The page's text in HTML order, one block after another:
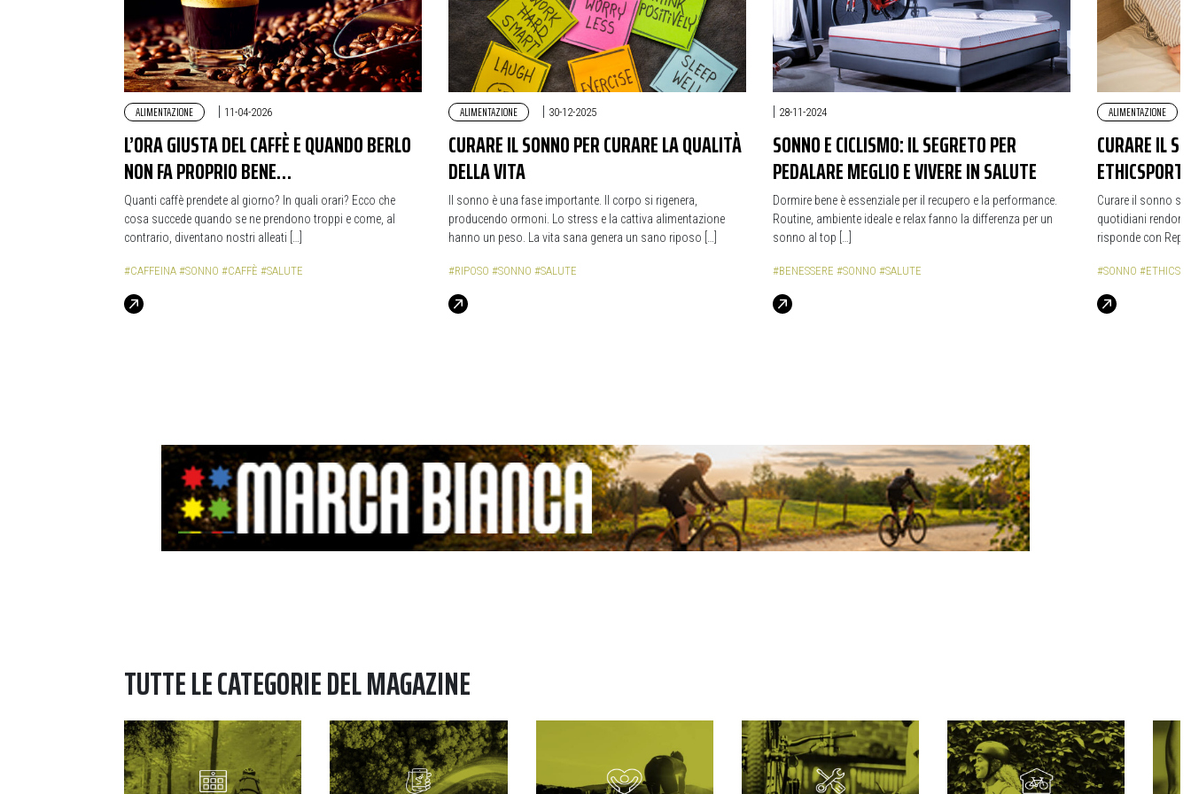
ALIMENTAZIONE | 11-04-2026
L’ORA GIUSTA DEL CAFFÈ E QUANDO BERLO
NON FA PROPRIO BENE…
Quanti caffè prendete al giorno? In quali orari? Ecco che
cosa succede quando se ne prendono troppi e come, al
contrario, diventano nostri alleati […]
#CAFFEINA #SONNO #CAFFÈ #SALUTE
ALIMENTAZIONE | 30-12-2025
CURARE IL SONNO PER CURARE LA QUALITÀ
DELLA VITA
Il sonno è una fase importante. Il corpo si rigenera,
producendo ormoni. Lo stress e la cattiva alimentazione
hanno un peso. La vita sana genera un sano riposo […]
#RIPOSO #SONNO #SALUTE
| 28-11-2024
SONNO E CICLISMO: IL SEGRETO PER
PEDALARE MEGLIO E VIVERE IN SALUTE
Dormire bene è essenziale per il recupero e la performance.
Routine, ambiente ideale e relax fanno la differenza per un
sonno al top […]
#BENESSERE #SONNO #SALUTE
ALIMENTAZIONE
CURARE IL
Curare il sonno
quotidiani
risponde con
#SONNO
TUTTE LE CATEGORIE DEL MAGAZINE